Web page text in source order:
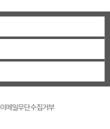
이메일무단수집거부